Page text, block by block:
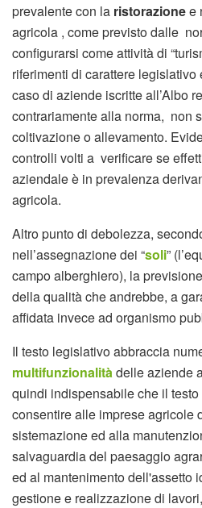
prevalente con la ristorazionee
agricola , come previsto dalle
configurarsi come attività di
riferimenti di carattere legislativo
caso di aziende iscritte all’Albo
contrariamente alla norma, non
coltivazione o allevamento.
controlli volti a verificare se
aziendale è in prevalenza
agricola.
Altro punto di debolezza,
nell’assegnazione dei “soli”
campo alberghiero), la
della qualità che andrebbe, a
affidata invece ad organismo
Il testo legislativo abbraccia
multifunzionalitàdelle aziende
quindi indispensabile che il
consentire alle imprese agricole
sistemazione ed alla
salvaguardia del paesaggio
ed al mantenimento dell'assetto
gestione e realizzazione di